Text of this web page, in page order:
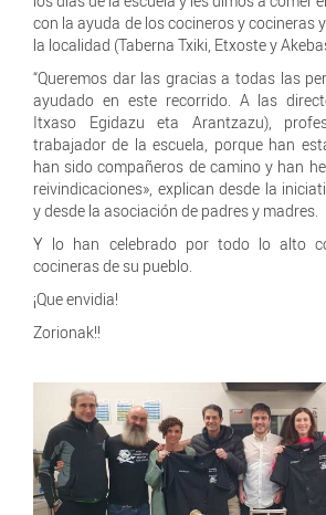
con la ayuda de los cocineros y cocineras
la localidad (Taberna Txiki, Etxoste y
“Queremos dar las gracias a todas las
ayudado en este recorrido. A las
Itxaso Egidazu eta Arantzazu),
trabajador de la escuela, porque han
han sido compañeros de camino y han
reivindicaciones», explican desde la
y desde la asociación de padres y madres.
Y lo han celebrado por todo lo alto
cocineras de su pueblo.
¡Que envidia!
Zorionak!!